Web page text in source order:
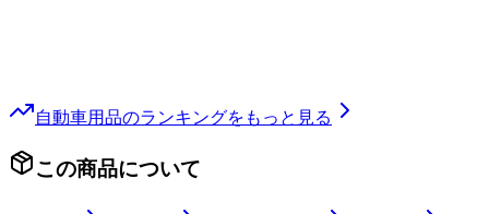
自動車用品のランキングをもっと見る
この商品について